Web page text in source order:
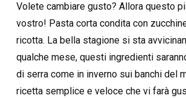
Volete cambiare gusto? Allora questo
vostro! Pasta corta condita con
ricotta. La bella stagione si sta
qualche mese, questi ingredienti
di serra come in inverno sui banchi del
ricetta semplice e veloce che vi farà